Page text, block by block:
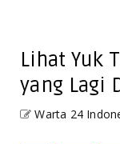
Lihat Yuk
yang Lagi
Warta 24